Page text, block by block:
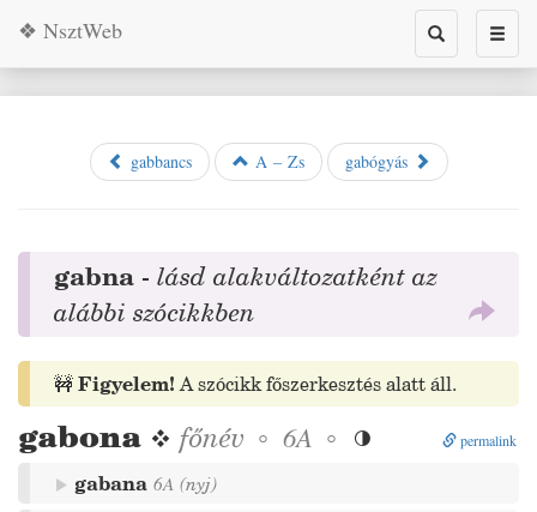
Toggle
search
❖ NsztWeb
gabbancs A – Zs gabógyás
gabna - lásd alakváltozatként az
alábbi szócikkben
🚧Figyelem!A szócikk főszerkesztés alatt áll.
gabona ❖ főnév ◦ 6A ◦  permalink
gabana 6A (nyj)